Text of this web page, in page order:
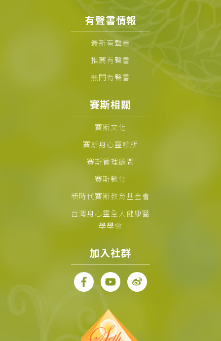
有聲書情報
最新有聲書
推薦有聲書
熱門有聲書
賽斯相關
賽斯文化
賽斯身心靈診所
賽斯管理顧問
賽斯數位
新時代賽斯教育基金會
台灣身心靈全人健康醫
學學會
加入社群